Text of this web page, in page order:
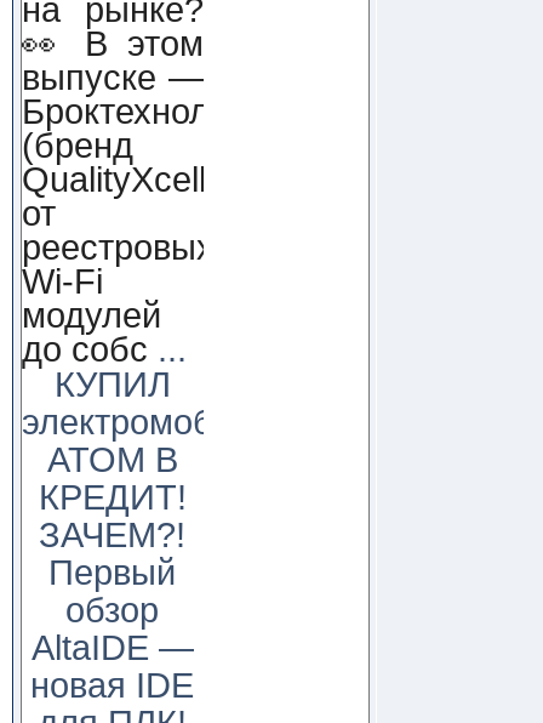
на рынке?
👀 В этом
выпуске —
Броктехнолоджи
(бренд
QualityXcellence):
от
реестровых
Wi-Fi
модулей
до собс ...
КУПИЛ
электромобиль
АТОМ В
КРЕДИТ!
ЗАЧЕМ?!
Первый
обзор
AltaIDE —
новая IDE